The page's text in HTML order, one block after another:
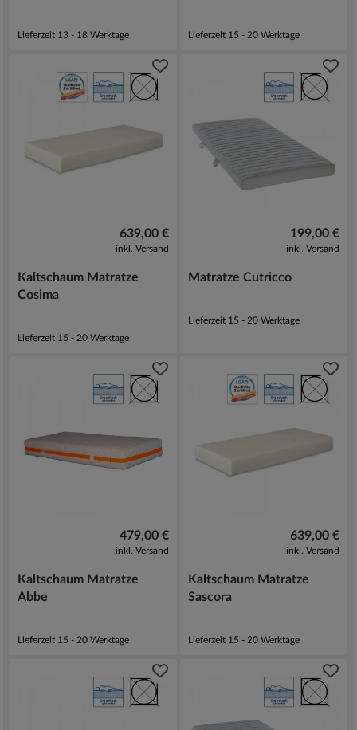
Lieferzeit 13 - 18 Werktage Lieferzeit 15 - 20 Werktage
639,00 €
inkl. Versand
Kaltschaum Matratze
Cosima
Lieferzeit 15 - 20 Werktage
199,00 €
inkl. Versand
Matratze Cutricco
Lieferzeit 15 - 20 Werktage
479,00 €
inkl. Versand
Kaltschaum Matratze
Abbe
Lieferzeit 15 - 20 Werktage
639,00 €
inkl. Versand
Kaltschaum Matratze
Sascora
Lieferzeit 15 - 20 Werktage